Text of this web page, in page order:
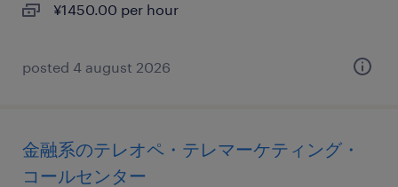
¥1450.00 per hour
posted 4 august 2026
金融系のテレオペ・テレマーケティング・
コールセンター